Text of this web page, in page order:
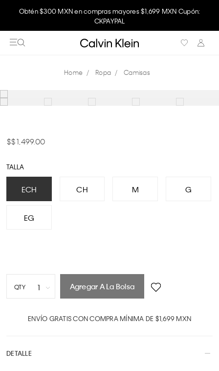
Obtén $300 MXN en compras mayores $1,699 MXN Cupón:
CKPAYPAL
Ropa Camisas
$ 1,499.00
TALLA
ECH CH M G
EG
QTY 1
5
Agregar A La Bolsa
ENVÍO GRATIS CON COMPRA MÍNIMA DE $1,699 MXN
DETALLE